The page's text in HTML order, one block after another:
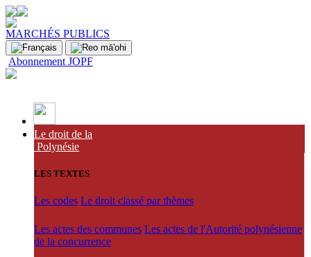
MARCHÉS PUBLICS
Abonnement JOPF
Le droit de la
Polynésie
LES TEXTES
Les codes Le droit classé par thèmes
Les actes des communes Les actes de l'Autorité polynésienne
de la concurrence